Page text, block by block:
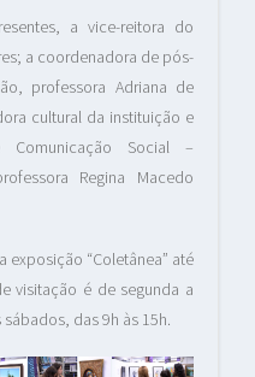
a vice-reitora do
a coordenadora de pós-
professora Adriana de
cultural da instituição e
Social –
Regina Macedo
exposição “Coletânea” até
visitação é de segunda a
das 9h às 15h.